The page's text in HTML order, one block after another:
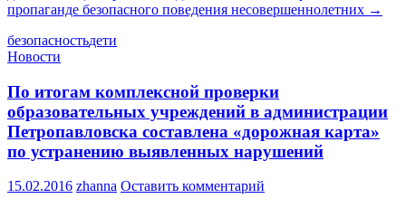
пропаганде безопасного поведения несовершеннолетних →
безопасностьдети
Новости
По итогам комплексной проверки
образовательных учреждений в администрации
Петропавловска составлена «дорожная карта»
по устранению выявленных нарушений
15.02.2016 zhanna Оставить комментарий